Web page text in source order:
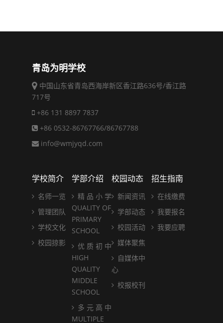
青岛为明学校
中国山东省青岛西海岸新区香江路636号/香江路
717号
+86 131 8897 7837
+86 0532-86767766/86767788
info@wmjyqd.com
学校简介
名师一览
管理团队
学校文化
校园掠影
学部介绍
精 品 小 学
QUALITY OF
PRIMARY
SCHOOL
优 质 初 中
HIGH
QUALITY
MIDDLE
SCHOOL
多 元 高 中
MULTIPLE
校园动态
新闻资讯
学部动态
校园活动
媒体聚焦
自媒体中
心
校报校刊
招生指南
在线缴费
我要报名
我要应聘